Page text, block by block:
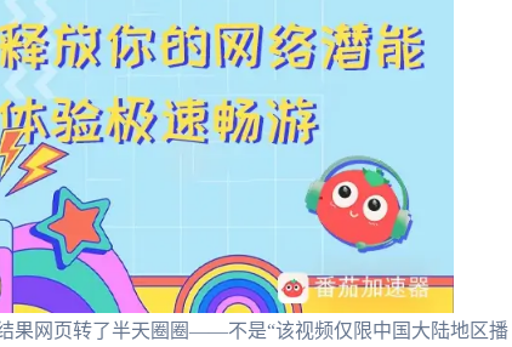
果网页转了半天圈圈——不是“该视频仅限中国大陆地区播